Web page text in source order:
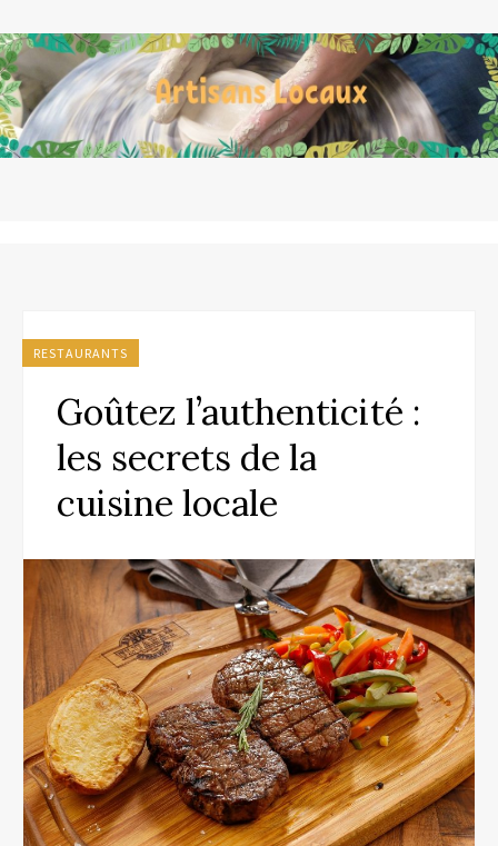
RESTAURANTS
Goûtez l’authenticité :
les secrets de la
cuisine locale